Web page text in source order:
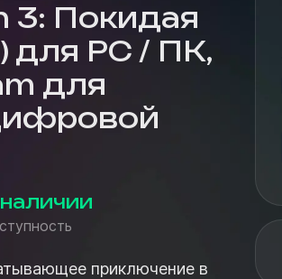
3: Покидая
для PC / ПК,
для
приключение в